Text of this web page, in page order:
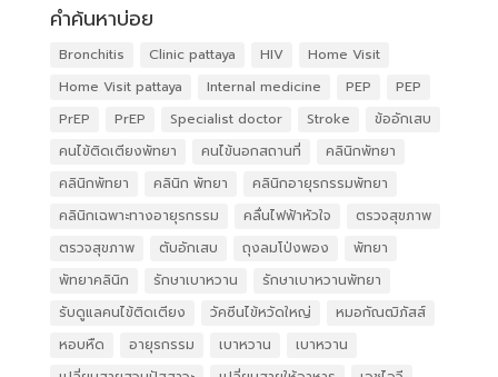
คำค้นหาบ่อย
Bronchitis Clinic pattaya HIV
Home Visit
Home Visit pattaya
Internal medicine PEP
PEP
PrEP
PrEP Specialist doctor Stroke
ข้ออักเสบ
คนไข้ติดเตียงพัทยา
คนไข้นอกสถานที่
คลินิกพัทยา
คลินิกพัทยา
คลินิก พัทยา
คลินิกอายุรกรรมพัทยา
คลินิกเฉพาะทางอายุรกรรม
คลื่นไฟฟ้าหัวใจ
ตรวจสุขภาพ
ตรวจสุขภาพ
ตับอักเสบ ถุงลมโป่งพอง
พัทยา
พัทยาคลินิก
รักษาเบาหวาน
รักษาเบาหวานพัทยา
รับดูแลคนไข้ติดเตียง
วัคซีนไข้หวัดใหญ่
หมอกัณฒิภัสส์
หอบหืด
อายุรกรรม เบาหวาน
เบาหวาน